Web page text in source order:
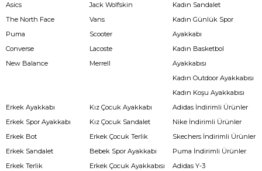
Asics
The North Face
Puma
Converse
New Balance
Jack Wolfskin
Vans
Scooter
Lacoste
Merrell
Kadın Sandalet
Kadın Günlük Spor
Ayakkabı
Kadın Basketbol
Ayakkabısı
Kadın Outdoor Ayakkabısı
Kadın Koşu Ayakkabısı
Erkek Ayakkabı
Erkek Spor Ayakkabı
Erkek Bot
Erkek Sandalet
Erkek Terlik
Kız Çocuk Ayakkabı
Kız Çocuk Sandalet
Erkek Çocuk Terlik
Bebek Spor Ayakkabı
Erkek Çocuk Ayakkabısı
Adidas İndirimli Ürünler
Nike İndirimli Ürünler
Skechers İndirimli Ürünler
Puma İndirimli Ürünler
Adidas Y-3